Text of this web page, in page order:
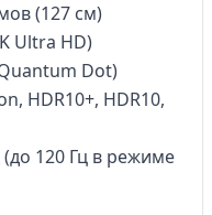
(127 см)
Ultra HD)
Dot)
HDR10+, HDR10,
(до 120 Гц в режиме